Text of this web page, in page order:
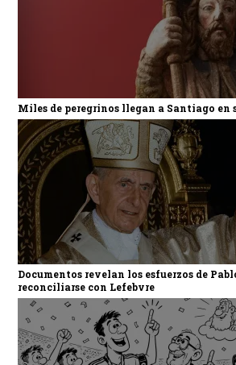
Miles de peregrinos llegan a Santiago en
Documentos revelan los esfuerzos de
reconciliarse con Lefebvre